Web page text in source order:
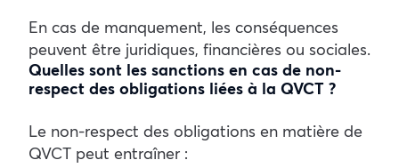
En cas de manquement, les conséquences
peuvent être juridiques, financières ou sociales.
Quelles sont les sanctions en cas de non-
respect des obligations liées à la QVCT ?
Le non-respect des obligations en matière de
QVCT peut entraîner :